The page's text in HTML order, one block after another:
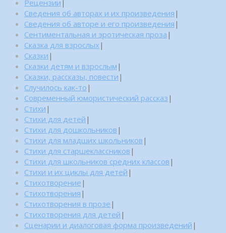
Рецензии |
Сведения об авторах и их произведения |
Сведения об авторе и его произведения |
Сентиментальная и эротическая проза |
Сказка для взрослых |
Сказки |
Сказки детям и взрослым |
Сказки, рассказы, повести |
Случилось как-то |
Современный юмористический рассказ |
Стихи |
Стихи для детей |
Стихи для дошкольников |
Стихи для младших школьников |
Стихи для старшеклассников |
Стихи для школьников средних классов |
Стихи и их циклы для детей |
Стихотворение |
Стихотворения |
Стихотворения в прозе |
Стихотворения для детей |
Сценарии и диалоговая форма произведений |